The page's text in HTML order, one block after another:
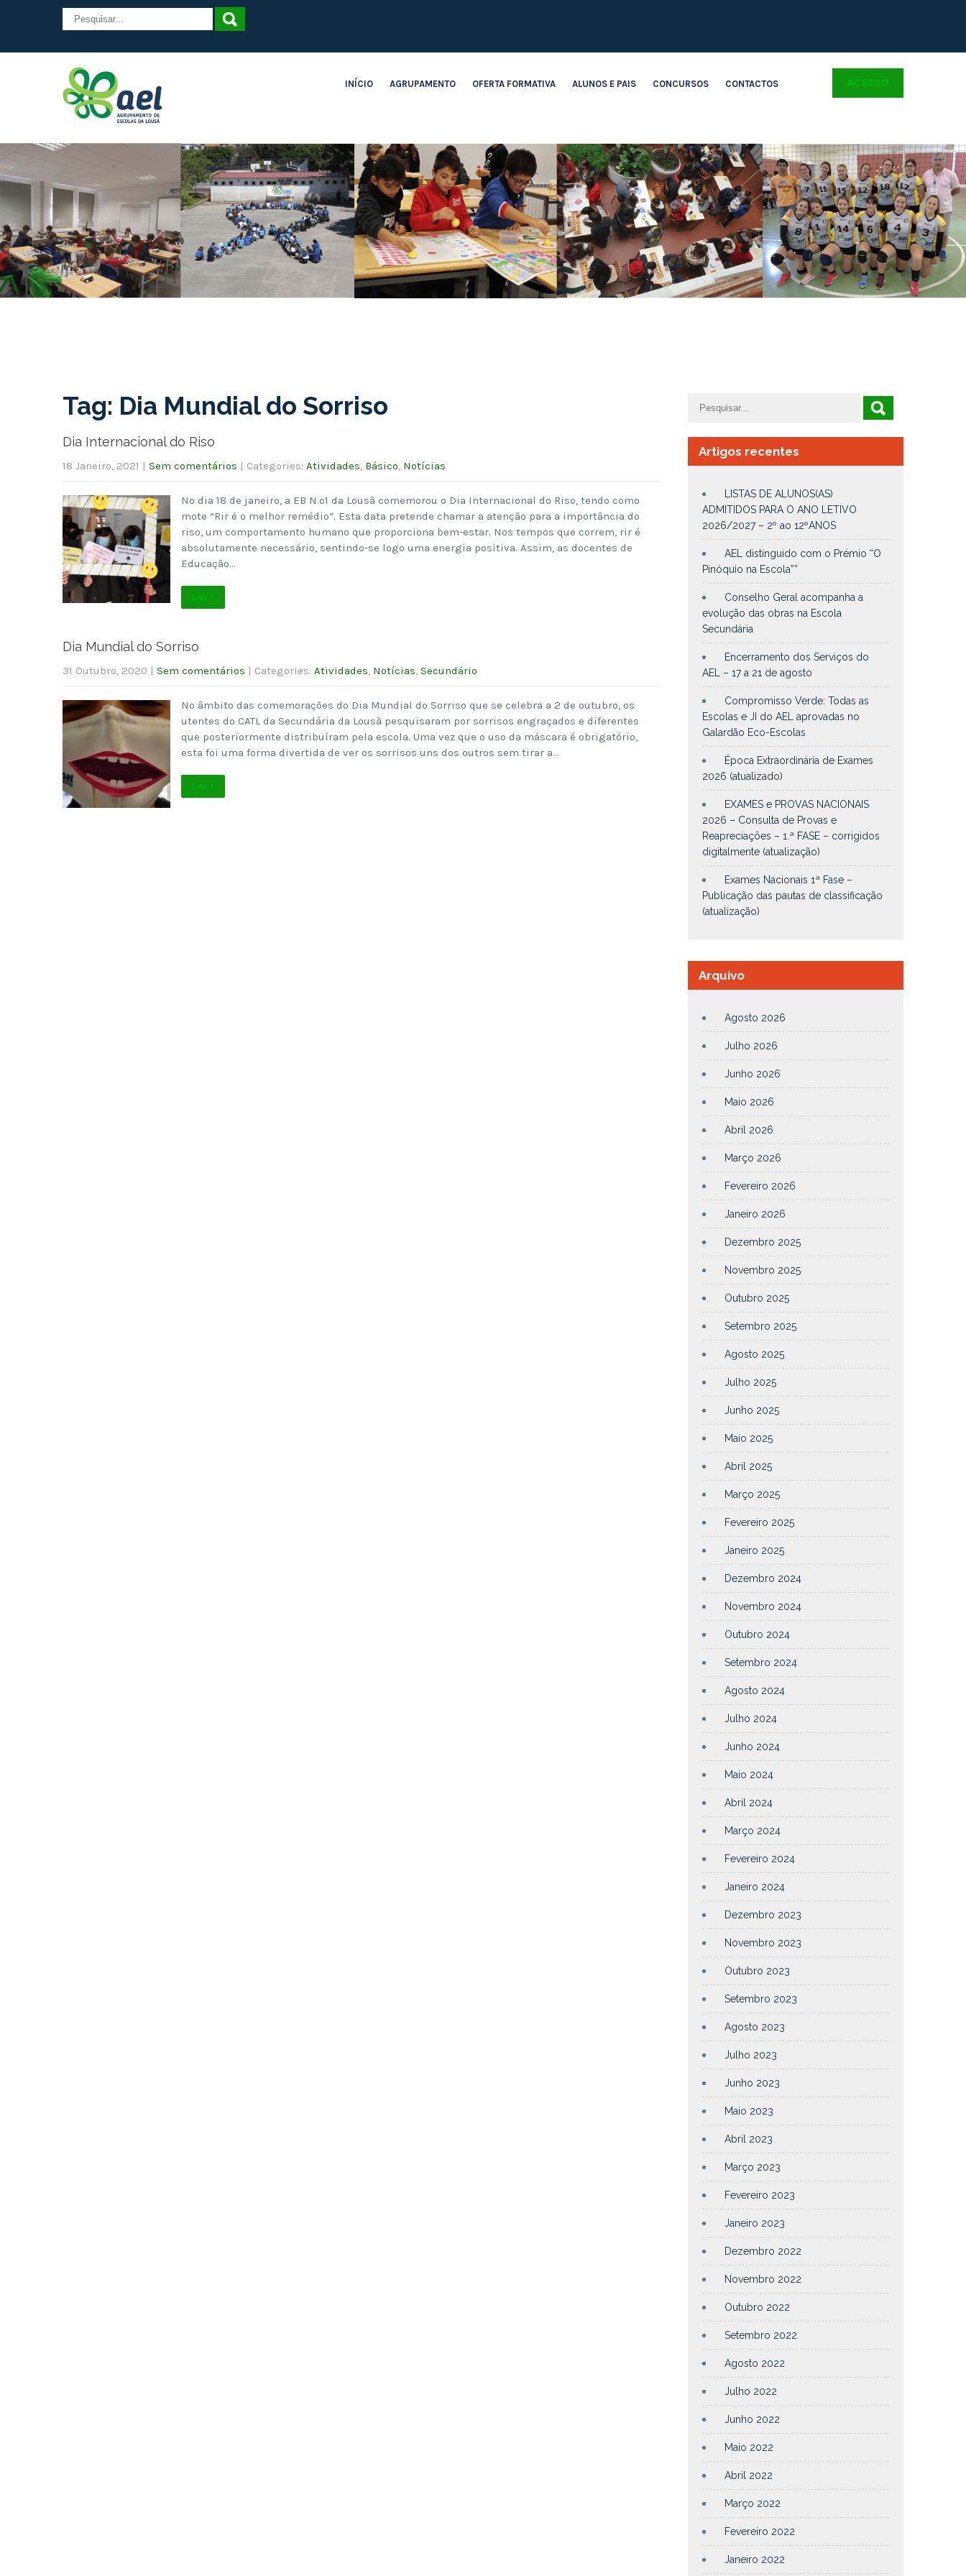
INÍCIO AGRUPAMENTO OFERTA FORMATIVA ALUNOS E PAIS CONCURSOS CONTACTOS ACESSO
Tag: Dia Mundial do Sorriso
Dia Internacional do Riso
18 Janeiro, 2021 | Sem comentários | Categories: Atividades, Básico, Notícias
No dia 18 de janeiro, a EB N.º1 da Lousã comemorou o Dia Internacional do Riso, tendo como
mote “Rir é o melhor remédio”. Esta data pretende chamar a atenção para a importância do
riso, um comportamento humano que proporciona bem-estar. Nos tempos que correm, rir é
absolutamente necessário, sentindo-se logo uma energia positiva. Assim, as docentes de
Educação…
Ler +
Dia Mundial do Sorriso
31 Outubro, 2020 | Sem comentários | Categories: Atividades, Notícias, Secundário
No âmbito das comemorações do Dia Mundial do Sorriso que se celebra a 2 de outubro, os
utentes do CATL da Secundária da Lousã pesquisaram por sorrisos engraçados e diferentes
que posteriormente distribuíram pela escola. Uma vez que o uso da máscara é obrigatório,
esta foi uma forma divertida de ver os sorrisos uns dos outros sem tirar a…
Ler +
Artigos recentes
LISTAS DE ALUNOS(AS)
ADMITIDOS PARA O ANO LETIVO
2026/2027 – 2º ao 12ºANOS
AEL distinguido com o Prémio “O
Pinóquio na Escola””
Conselho Geral acompanha a
evolução das obras na Escola
Secundária
Encerramento dos Serviços do
AEL – 17 a 21 de agosto
Compromisso Verde: Todas as
Escolas e JI do AEL aprovadas no
Galardão Eco-Escolas
Época Extraordinária de Exames
2026 (atualizado)
EXAMES e PROVAS NACIONAIS
2026 – Consulta de Provas e
Reapreciações – 1.ª FASE – corrigidos
digitalmente (atualização)
Exames Nacionais 1ª Fase –
Publicação das pautas de classificação
(atualização)
Arquivo
Agosto 2026
Julho 2026
Junho 2026
Maio 2026
Abril 2026
Março 2026
Fevereiro 2026
Janeiro 2026
Dezembro 2025
Novembro 2025
Outubro 2025
Setembro 2025
Agosto 2025
Julho 2025
Junho 2025
Maio 2025
Abril 2025
Março 2025
Fevereiro 2025
Janeiro 2025
Dezembro 2024
Novembro 2024
Outubro 2024
Setembro 2024
Agosto 2024
Julho 2024
Junho 2024
Maio 2024
Abril 2024
Março 2024
Fevereiro 2024
Janeiro 2024
Dezembro 2023
Novembro 2023
Outubro 2023
Setembro 2023
Agosto 2023
Julho 2023
Junho 2023
Maio 2023
Abril 2023
Março 2023
Fevereiro 2023
Janeiro 2023
Dezembro 2022
Novembro 2022
Outubro 2022
Setembro 2022
Agosto 2022
Julho 2022
Junho 2022
Maio 2022
Abril 2022
Março 2022
Fevereiro 2022
Janeiro 2022